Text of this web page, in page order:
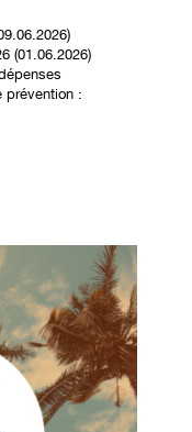
(01.06.2026)
prévention :